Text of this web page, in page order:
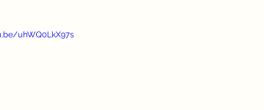
uhWQ0LkX97s